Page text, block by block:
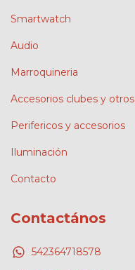
Smartwatch
Audio
Marroquineria
Accesorios clubes y otros
Perifericos y accesorios
Iluminación
Contacto
Contactános
542364718578